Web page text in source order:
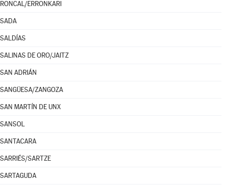
RONCAL/ERRONKARI
SADA
SALDÍAS
SALINAS DE ORO/JAITZ
SAN ADRIÁN
SANGÜESA/ZANGOZA
SAN MARTÍN DE UNX
SANSOL
SANTACARA
SARRIÉS/SARTZE
SARTAGUDA